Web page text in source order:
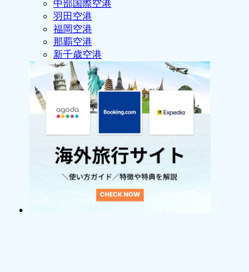
中部国際空港
羽田空港
福岡空港
那覇空港
新千歳空港